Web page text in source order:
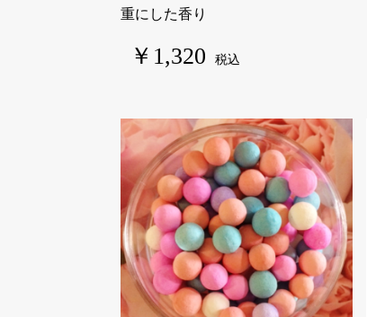
重にした香り
￥1,320 税込